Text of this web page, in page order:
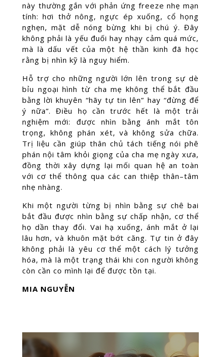
này thường gắn với phản ứng freeze nhẹ mạn
tính: hơi thở nông, ngực ép xuống, cổ họng
nghẹn, mặt dễ nóng bừng khi bị chú ý. Đây
không phải là yếu đuối hay nhạy cảm quá mức,
mà là dấu vết của một hệ thần kinh đã học
rằng bị nhìn kỹ là nguy hiểm.
Hỗ trợ cho những người lớn lên trong sự dè
bỉu ngoại hình từ cha mẹ không thể bắt đầu
bằng lời khuyên “hãy tự tin lên” hay “đừng để
ý nữa”. Điều họ cần trước hết là một trải
nghiệm mới: được nhìn bằng ánh mắt tôn
trọng, không phán xét, và không sửa chữa.
Trị liệu cần giúp thân chủ tách tiếng nói phê
phán nội tâm khỏi giọng của cha mẹ ngày xưa,
đồng thời xây dựng lại mối quan hệ an toàn
với cơ thể thông qua các can thiệp thân–tâm
nhẹ nhàng.
Khi một người từng bị nhìn bằng sự chê bai
bắt đầu được nhìn bằng sự chấp nhận, cơ thể
họ dần thay đổi. Vai hạ xuống, ánh mắt ở lại
lâu hơn, và khuôn mặt bớt căng. Tự tin ở đây
không phải là yêu cơ thể một cách lý tưởng
hóa, mà là một trạng thái khi con người không
còn cần co mình lại để được tồn tại.
MIA NGUYỄN